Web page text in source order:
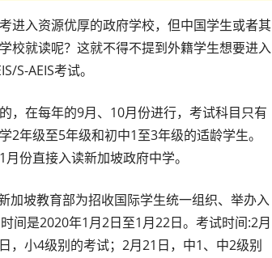
进入资源优厚的政府学校，但中国学生或者其
校就读呢？这就不得不提到外籍学生想要进入
S-AEIS考试。
在每年的9月、10月份进行，考试科目只有
2年级至5年级和初中1至3年级的适龄学生。
份直接入读新加坡政府中学。
坡教育部为招收国际学生统一组织、举办入
间是2020年1月2日至1月22日。考试时间:2月
，小4级别的考试；2月21日，中1、中2级别